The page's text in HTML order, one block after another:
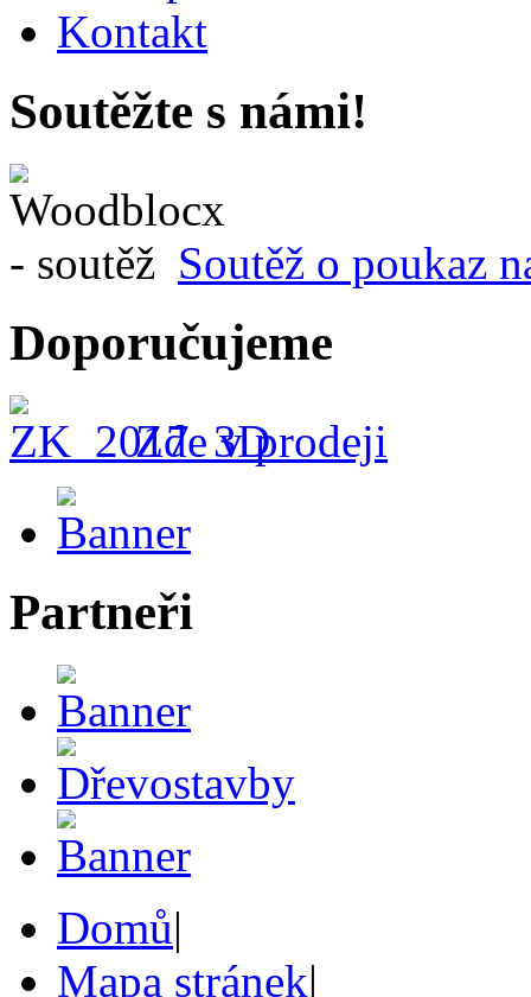
Kontakt
Soutěžte s námi!
Soutěž o poukaz
Doporučujeme
Zde v prodeji
Partneři
Domů|
Mapa stránek|